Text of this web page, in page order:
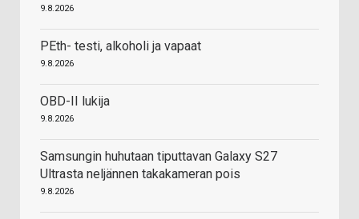
9.8.2026
PEth- testi, alkoholi ja vapaat
9.8.2026
OBD-II lukija
9.8.2026
Samsungin huhutaan tiputtavan Galaxy S27
Ultrasta neljännen takakameran pois
9.8.2026